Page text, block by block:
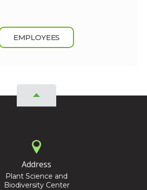
EMPLOYEES
Address
Plant Science and
Biodiversity Center